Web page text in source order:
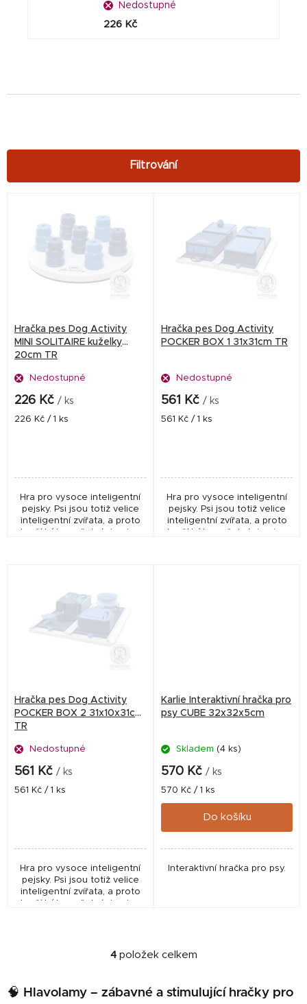
Nedostupné
226 Kč
o
d
Hračka pes Dog Activity
MINI SOLITAIRE kuželky
20cm TR
Nedostupné
226 Kč / ks
Měrná
226 Kč / 1 ks
Hra pro vysoce inteligentní
pejsky. Psi jsou totiž velice
inteligentní zvířata, a proto
touží být zaměstnáni nejen
Hračka pes Dog Activity
POCKER BOX 1 31x31cm TR
Nedostupné
561 Kč / ks
Měrná
561 Kč / 1 ks
Hra pro vysoce inteligentní
pejsky. Psi jsou totiž velice
inteligentní zvířata, a proto
touží být zaměstnáni nejen
Hračka pes Dog Activity
POCKER BOX 2 31x10x31cm
TR
Nedostupné
561 Kč / ks
Měrná
561 Kč / 1 ks
Hra pro vysoce inteligentní
pejsky. Psi jsou totiž velice
inteligentní zvířata, a proto
Karlie Interaktivní hračka pro
psy CUBE 32x32x5cm
Skladem (4 ks)
570 Kč / ks
Měrná
cena:
570 Kč / 1 ks
Do košíku
Interaktivní hračka pro psy.
O
4položek celkem
🧠 Hlavolamy – zábavné a stimulující hračky pro